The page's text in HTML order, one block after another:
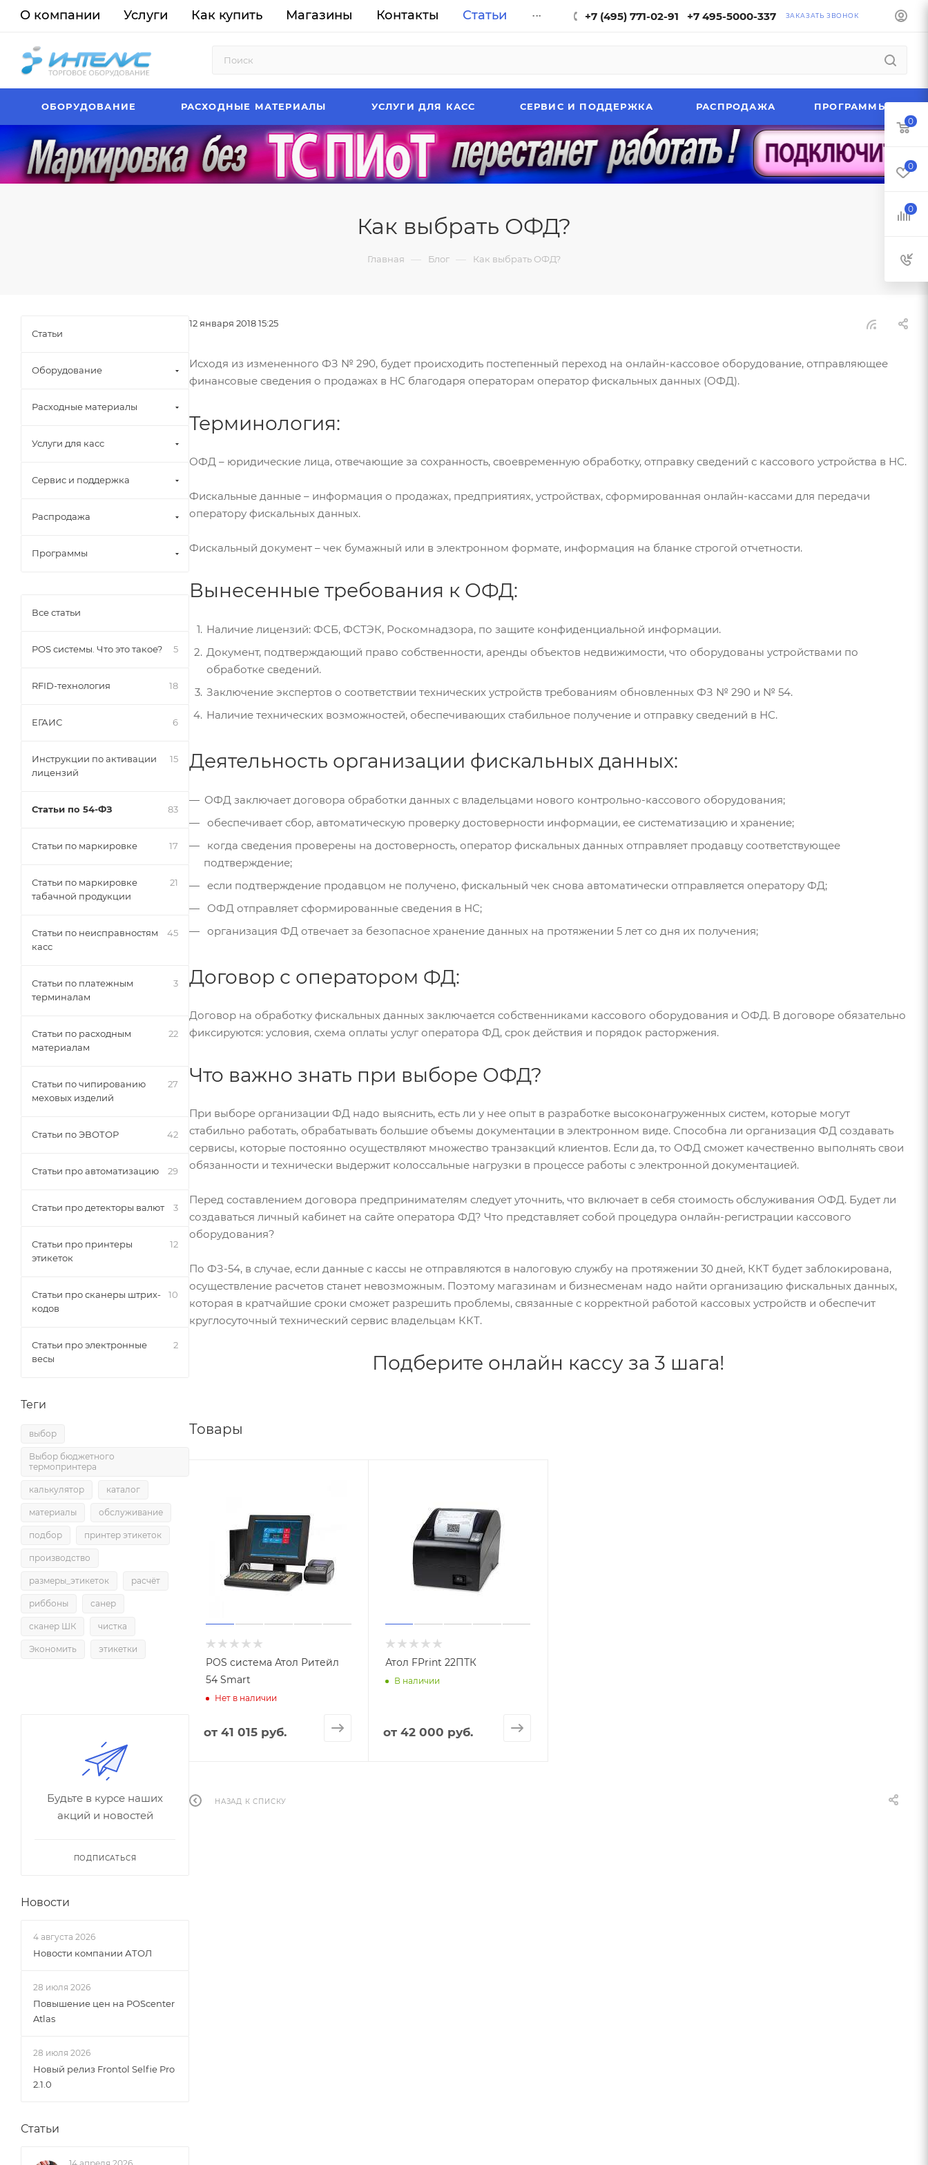
О компании Услуги Как купить Магазины Контакты Статьи ... +7 (495) 771-02-91 +7 495-5000-337 ЗАКАЗАТЬ ЗВОНОК
ОБОРУДОВАНИЕ РАСХОДНЫЕ МАТЕРИАЛЫ УСЛУГИ ДЛЯ КАСС СЕРВИС И ПОДДЕРЖКА РАСПРОДАЖА ПРОГРАММЫ
Как выбрать ОФД?
Главная — Блог — Как выбрать ОФД?
12 января 2018 15:25
Исходя из измененного ФЗ № 290, будет происходить постепенный переход на онлайн-кассовое оборудование, отправляющее
финансовые сведения о продажах в НС благодаря операторам оператор фискальных данных (ОФД).
Терминология:
ОФД – юридические лица, отвечающие за сохранность, своевременную обработку, отправку сведений с кассового устройства в НС.
Фискальные данные – информация о продажах, предприятиях, устройствах, сформированная онлайн-кассами для передачи
оператору фискальных данных.
Фискальный документ – чек бумажный или в электронном формате, информация на бланке строгой отчетности.
Вынесенные требования к ОФД:
Наличие лицензий: ФСБ, ФСТЭК, Роскомнадзора, по защите конфиденциальной информации.
Документ, подтверждающий право собственности, аренды объектов недвижимости, что оборудованы устройствами по
обработке сведений.
Заключение экспертов о соответствии технических устройств требованиям обновленных ФЗ № 290 и № 54.
Наличие технических возможностей, обеспечивающих стабильное получение и отправку сведений в НС.
Деятельность организации фискальных данных:
ОФД заключает договора обработки данных с владельцами нового контрольно-кассового оборудования;
обеспечивает сбор, автоматическую проверку достоверности информации, ее систематизацию и хранение;
когда сведения проверены на достоверность, оператор фискальных данных отправляет продавцу соответствующее
подтверждение;
если подтверждение продавцом не получено, фискальный чек снова автоматически отправляется оператору ФД;
ОФД отправляет сформированные сведения в НС;
организация ФД отвечает за безопасное хранение данных на протяжении 5 лет со дня их получения;
Договор с оператором ФД:
Договор на обработку фискальных данных заключается собственниками кассового оборудования и ОФД. В договоре обязательно
фиксируются: условия, схема оплаты услуг оператора ФД, срок действия и порядок расторжения.
Что важно знать при выборе ОФД?
При выборе организации ФД надо выяснить, есть ли у нее опыт в разработке высоконагруженных систем, которые могут
стабильно работать, обрабатывать большие объемы документации в электронном виде. Способна ли организация ФД создавать
сервисы, которые постоянно осуществляют множество транзакций клиентов. Если да, то ОФД сможет качественно выполнять свои
обязанности и технически выдержит колоссальные нагрузки в процессе работы с электронной документацией.
Перед составлением договора предпринимателям следует уточнить, что включает в себя стоимость обслуживания ОФД. Будет ли
создаваться личный кабинет на сайте оператора ФД? Что представляет собой процедура онлайн-регистрации кассового
оборудования?
По ФЗ-54, в случае, если данные с кассы не отправляются в налоговую службу на протяжении 30 дней, ККТ будет заблокирована,
осуществление расчетов станет невозможным. Поэтому магазинам и бизнесменам надо найти организацию фискальных данных,
которая в кратчайшие сроки сможет разрешить проблемы, связанные с корректной работой кассовых устройств и обеспечит
круглосуточный технический сервис владельцам ККТ.
Подберите онлайн кассу за 3 шага!
Товары
POS система Атол Ритейл
54 Smart
Нет в наличии
от 41 015 руб.
Атол FPrint 22ПТК
В наличии
от 42 000 руб.
НАЗАД К СПИСКУ
Статьи
Оборудование
Расходные материалы
Услуги для касс
Сервис и поддержка
Распродажа
Программы
Все статьи
POS системы. Что это такое? 5
RFID-технология 18
ЕГАИС 6
Инструкции по активации
лицензий
15
Статьи по 54-ФЗ 83
Статьи по маркировке 17
Статьи по маркировке
табачной продукции
21
Статьи по неисправностям
касс
45
Статьи по платежным
терминалам
3
Статьи по расходным
материалам
22
Статьи по чипированию
меховых изделий
27
Статьи по ЭВОТОР 42
Статьи про автоматизацию 29
Статьи про детекторы валют 3
Статьи про принтеры
этикеток
12
Статьи про сканеры штрих-
кодов
10
Статьи про электронные
весы
2
Теги
выбор
Выбор бюджетного
термопринтера
калькулятор каталог
материалы обслуживание
подбор принтер этикеток
производство
размеры_этикеток расчёт
риббоны санер
сканер ШК чистка
Экономить этикетки
Будьте в курсе наших
акций и новостей
ПОДПИСАТЬСЯ
Новости
4 августа 2026
Новости компании АТОЛ
28 июля 2026
Повышение цен на POScenter
Atlas
28 июля 2026
Новый релиз Frontol Selfie Pro
2.1.0
Статьи
0
0
0